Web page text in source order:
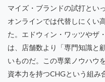
マイズ・ブランドの試打とい
オンラインでは代替しにくい
た。エドウィン・ワッツやザ
は、店舗数より「専門知識と
いものだ。この専業ノウハウ
資本力を持つCHGという組み